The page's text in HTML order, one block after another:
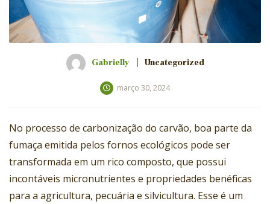
Gabrielly Uncategorized
março 30, 2024
No processo de carbonização do carvão, boa parte da
fumaça emitida pelos fornos ecológicos pode ser
transformada em um rico composto, que possui
incontáveis micronutrientes e propriedades benéficas
para a agricultura, pecuária e silvicultura. Esse é um